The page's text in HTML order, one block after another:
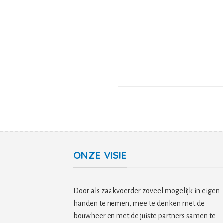
ONZE VISIE
Door als zaakvoerder zoveel mogelijk in eigen
handen te nemen, mee te denken met de
bouwheer en met de juiste partners samen te